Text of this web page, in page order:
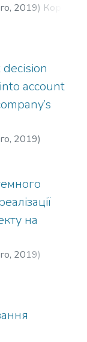
, 2019) Корчак,
account
, 2019)
на
, 2019)